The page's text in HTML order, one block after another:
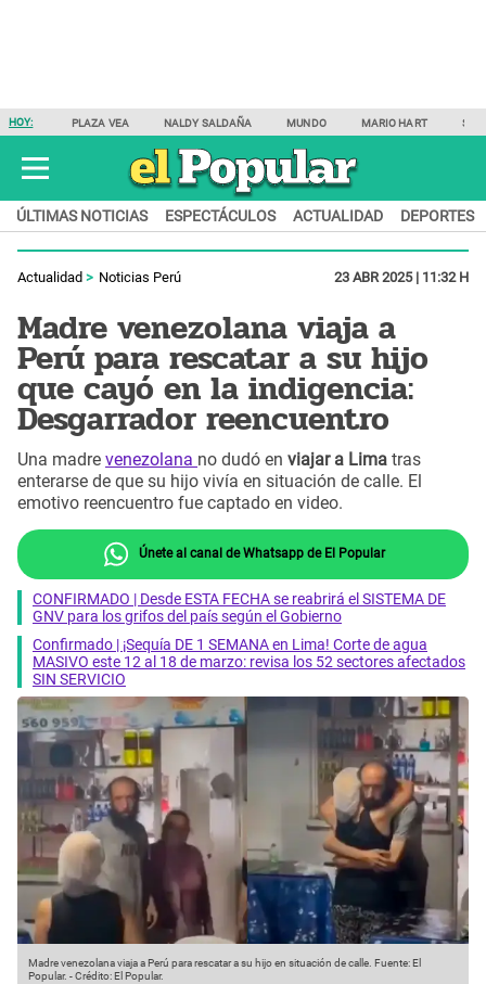
HOY: PLAZA VEA NALDY SALDAÑA MUNDO MARIO HART
ÚLTIMAS NOTICIAS ESPECTÁCULOS ACTUALIDAD DEPORTES
Actualidad Noticias Perú 23 ABR 2025 | 11:32 H
Madre venezolana viaja a
Perú para rescatar a su hijo
que cayó en la indigencia:
Desgarrador reencuentro
Una madre venezolana no dudó en viajar a Lima tras
enterarse de que su hijo vivía en situación de calle. El
emotivo reencuentro fue captado en video.
Únete al canal de Whatsapp de El Popular
CONFIRMADO | Desde ESTA FECHA se reabrirá el SISTEMA DE
GNV para los grifos del país según el Gobierno
Confirmado | ¡Sequía DE 1 SEMANA en Lima! Corte de agua
MASIVO este 12 al 18 de marzo: revisa los 52 sectores afectados
SIN SERVICIO
Madre venezolana viaja a Perú para rescatar a su hijo en situación de calle. Fuente: El
Popular. -Crédito: El Popular.